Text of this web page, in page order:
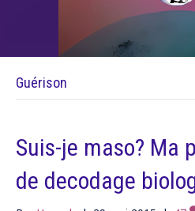
Guérison
Suis-je maso? Ma
de decodage